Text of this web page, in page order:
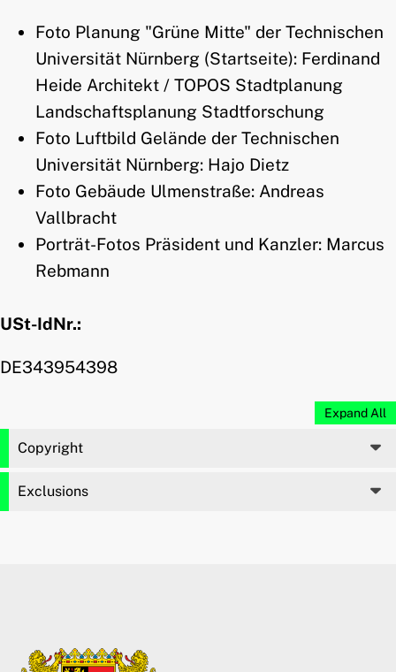
Foto Planung "Grüne Mitte" der Technischen
Universität Nürnberg (Startseite): Ferdinand
Heide Architekt / TOPOS Stadtplanung
Landschaftsplanung Stadtforschung
Foto Luftbild Gelände der Technischen
Universität Nürnberg: Hajo Dietz
Foto Gebäude Ulmenstraße: Andreas
Vallbracht
Porträt-Fotos Präsident und Kanzler: Marcus
Rebmann
USt-IdNr.:
DE343954398
Expand All
Copyright
Exclusions